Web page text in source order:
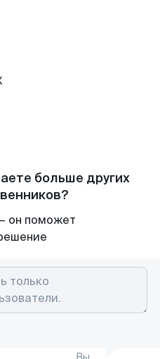
больше других
он поможет